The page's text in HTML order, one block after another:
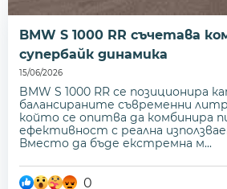
BMW S 1000 RR съчетава
супербайк динамика
15/06/2026
BMW S 1000 RR се позиционира
балансираните съвременни
който се опитва да комбинира
ефективност с реална
Вместо да бъде екстремна м...
0